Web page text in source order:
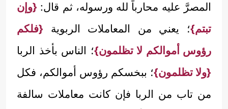
المصرَّ عليه محارباً لله ورسوله، ثم قال: {وإن
تبتم}؛ يعني من المعاملات الربوية {فلكم
رؤوس أموالكم لا تظلمون}؛ الناس بأخذ الربا
{ولا تظلمون}؛ ببخسكم رؤوس أموالكم، فكل
من تاب من الربا فإن كانت معاملات سالفة